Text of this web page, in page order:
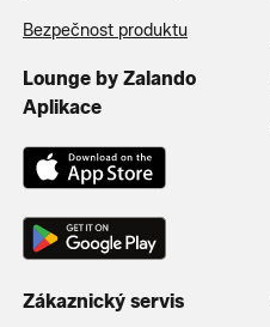
Bezpečnost produktu
Lounge by Zalando
Aplikace
Zákaznický servis